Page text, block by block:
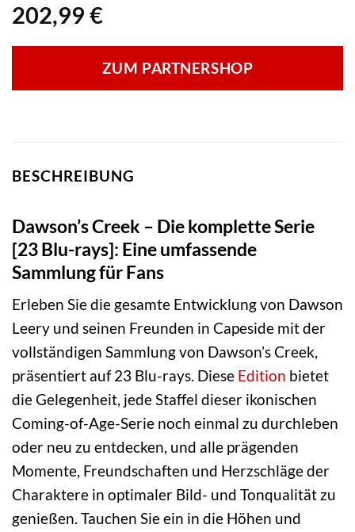
202,99 €
ZUM PARTNERSHOP
BESCHREIBUNG
Dawson’s Creek – Die komplette Serie
[23 Blu-rays]: Eine umfassende
Sammlung für Fans
Erleben Sie die gesamte Entwicklung von Dawson
Leery und seinen Freunden in Capeside mit der
vollständigen Sammlung von Dawson’s Creek,
präsentiert auf 23 Blu-rays. Diese Edition bietet
die Gelegenheit, jede Staffel dieser ikonischen
Coming-of-Age-Serie noch einmal zu durchleben
oder neu zu entdecken, und alle prägenden
Momente, Freundschaften und Herzschläge der
Charaktere in optimaler Bild- und Tonqualität zu
genießen. Tauchen Sie ein in die Höhen und